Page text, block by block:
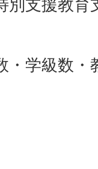
別支援教育
・学級数・